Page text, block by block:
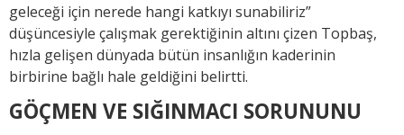
geleceği için nerede hangi katkıyı sunabiliriz”
düşüncesiyle çalışmak gerektiğinin altını çizen Topbaş,
hızla gelişen dünyada bütün insanlığın kaderinin
birbirine bağlı hale geldiğini belirtti.
GÖÇMEN VE SIĞINMACI SORUNUNU